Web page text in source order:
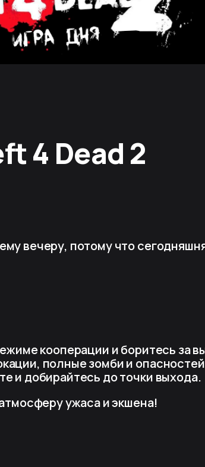
4 Dead 2
вечеру, потому что
кооперации и боритесь за
полные зомби и
и добирайтесь до точки выхода.
ужаса и экшена!